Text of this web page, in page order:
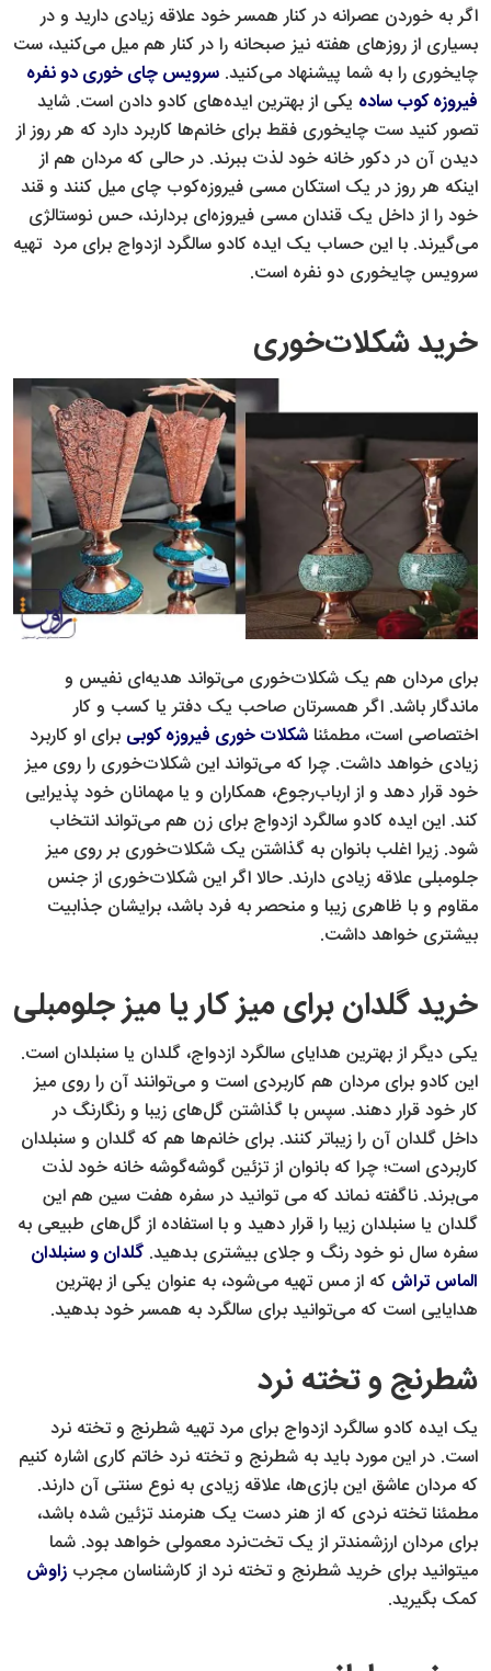
اگر به خوردن عصرانه در کنار همسر خود علاقه زیادی دارید و در
بسیاری از روزهای هفته نیز صبحانه را در کنار هم میل می‌کنید، ست
چایخوری را به شما پیشنهاد می‌کنید. سرویس چای خوری دو نفره
فیروزه کوب ساده یکی از بهترین ایده‌های کادو دادن است. شاید
تصور کنید ست چایخوری فقط برای خانم‌ها کاربرد دارد که هر روز از
دیدن آن در دکور خانه خود لذت ببرند. در حالی که مردان هم از
اینکه هر روز در یک استکان مسی فیروزه‌کوب چای میل کنند و قند
خود را از داخل یک قندان مسی فیروزه‌ای بردارند، حس نوستالژی
می‌گیرند. با این حساب یک ایده کادو سالگرد ازدواج برای مرد تهیه
سرویس چایخوری دو نفره است.
خرید شکلات‌خوری
برای مردان هم یک شکلات‌خوری می‌تواند هدیه‌ای نفیس و
ماندگار باشد. اگر همسرتان صاحب یک دفتر یا کسب و کار
اختصاصی است، مطمئنا شکلات خوری فیروزه کوبی برای او کاربرد
زیادی خواهد داشت. چرا که می‌تواند این شکلات‌خوری را روی میز
خود قرار دهد و از ارباب‌رجوع، همکاران و یا مهمانان خود پذیرایی
کند. این ایده کادو سالگرد ازدواج برای زن هم می‌تواند انتخاب
شود. زیرا اغلب بانوان به گذاشتن یک شکلات‌خوری بر روی میز
جلومبلی علاقه زیادی دارند. حالا اگر این شکلات‌خوری از جنس
مقاوم و با ظاهری زیبا و منحصر به فرد باشد، برایشان جذابیت
بیشتری خواهد داشت.
خرید گلدان برای میز کار یا میز جلومبلی
یکی دیگر از بهترین هدایای سالگرد ازدواج، گلدان یا سنبلدان است.
این کادو برای مردان هم کاربردی است و می‌توانند آن را روی میز
کار خود قرار دهند. سپس با گذاشتن گل‌های زیبا و رنگارنگ در
داخل گلدان آن را زیباتر کنند. برای خانم‌ها هم که گلدان و سنبلدان
کاربردی است؛ چرا که بانوان از تزئین گوشه‌گوشه خانه خود لذت
می‌برند. ناگفته نماند که می توانید در سفره هفت سین هم این
گلدان یا سنبلدان زیبا را قرار دهید و با استفاده از گل‌های طبیعی به
سفره سال نو خود رنگ و جلای بیشتری بدهید. گلدان و سنبلدان
الماس تراش که از مس تهیه می‌شود، به عنوان یکی از بهترین
هدایایی است که می‌توانید برای سالگرد به همسر خود بدهید.
شطرنج و تخته نرد
یک ایده کادو سالگرد ازدواج برای مرد تهیه شطرنج و تخته نرد
است. در این مورد باید به شطرنج و تخته نرد خاتم کاری اشاره کنیم
که مردان عاشق این بازی‌ها، علاقه زیادی به نوع سنتی آن دارند.
مطمئنا تخته نردی که از هنر دست یک هنرمند تزئین شده باشد،
برای مردان ارزشمندتر از یک تخت‌نرد معمولی خواهد بود. شما
میتوانید برای خرید شطرنج و تخته نرد از کارشناسان مجرب زاوش
کمک بگیرید.